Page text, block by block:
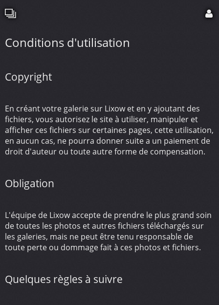
Conditions d'utilisation
Copyright
En créant votre galerie sur Lixow et en y ajoutant des
fichiers, vous autorisez le site à utiliser, manipuler et
afficher ces fichiers sur certaines pages, cette utilisation,
en aucun cas, ne pourra donner suite a un paiement de
droit d'auteur ou toute autre forme de compensation.
Obligation
L'équipe de Lixow accepte de prendre le plus grand soin
de toutes les photos et autres fichiers téléchargés sur
les galeries, mais ne peut être tenu responsable de
toute perte ou dommage fait à ces photos et fichiers.
Quelques règles à suivre